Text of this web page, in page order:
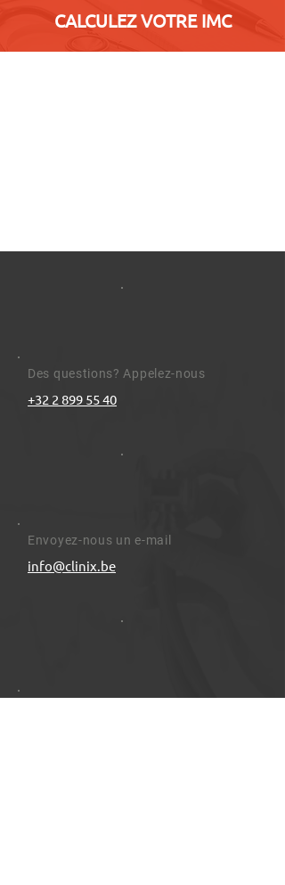
CALCULEZ VOTRE IMC
Des questions? Appelez-nous
+32 2 899 55 40
Envoyez-nous un e-mail
info@clinix.be